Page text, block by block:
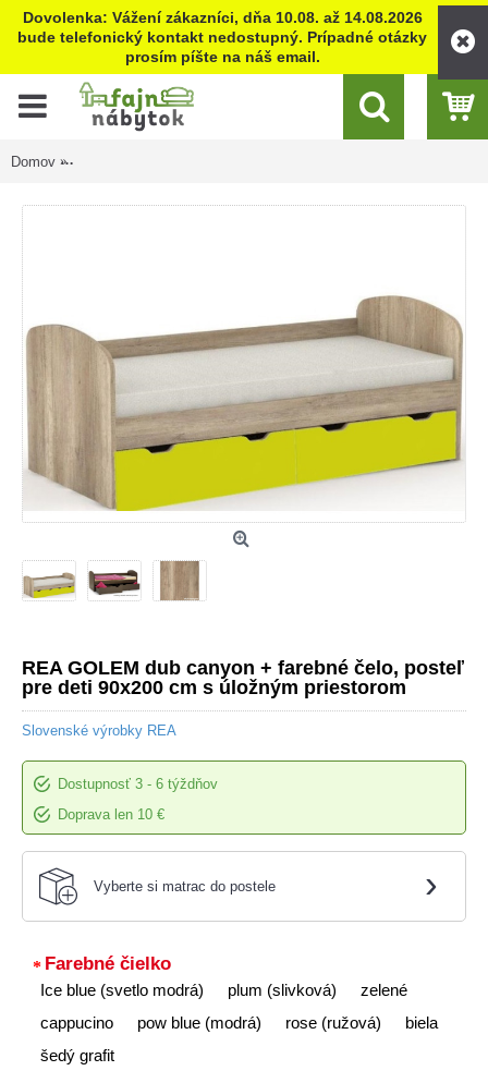
Dovolenka: Vážení zákazníci, dňa 10.08. až 14.08.2026
bude telefonický kontakt nedostupný. Prípadné otázky
prosím píšte na náš email.
Domov
REA GOLEM dub canyon + farebné čelo, posteľ
pre deti 90x200 cm s úložným priestorom
Slovenské výrobky REA
Dostupnosť 3 - 6 týždňov
Doprava len 10 €
Vyberte si matrac do postele ›
Farebné čielko
Ice blue (svetlo modrá) plum (slivková)
zelené
cappucino
pow blue (modrá) rose (ružová)
biela
šedý grafit